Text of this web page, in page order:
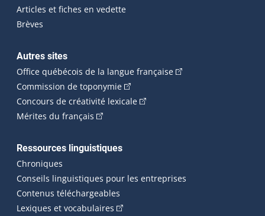
Articles et fiches en vedette
Brèves
Autres sites
Office québécois de la langue française(Cet hyperlien
Commission de toponymie(Cet hyperlien externe s'ouvrira
Concours de créativité lexicale(Cet hyperlien externe
Mérites du français (Cet hyperlien externe s'ouvrira dans une
Ressources linguistiques
Chroniques
Conseils linguistiques pour les entreprises
Contenus téléchargeables
Lexiques et vocabulaires (Cet hyperlien externe s'ouvrira